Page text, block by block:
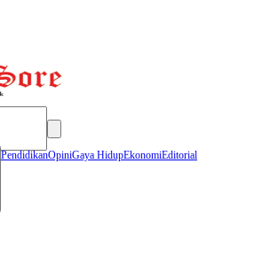
PendidikanOpiniGaya HidupEkonomiEditorial